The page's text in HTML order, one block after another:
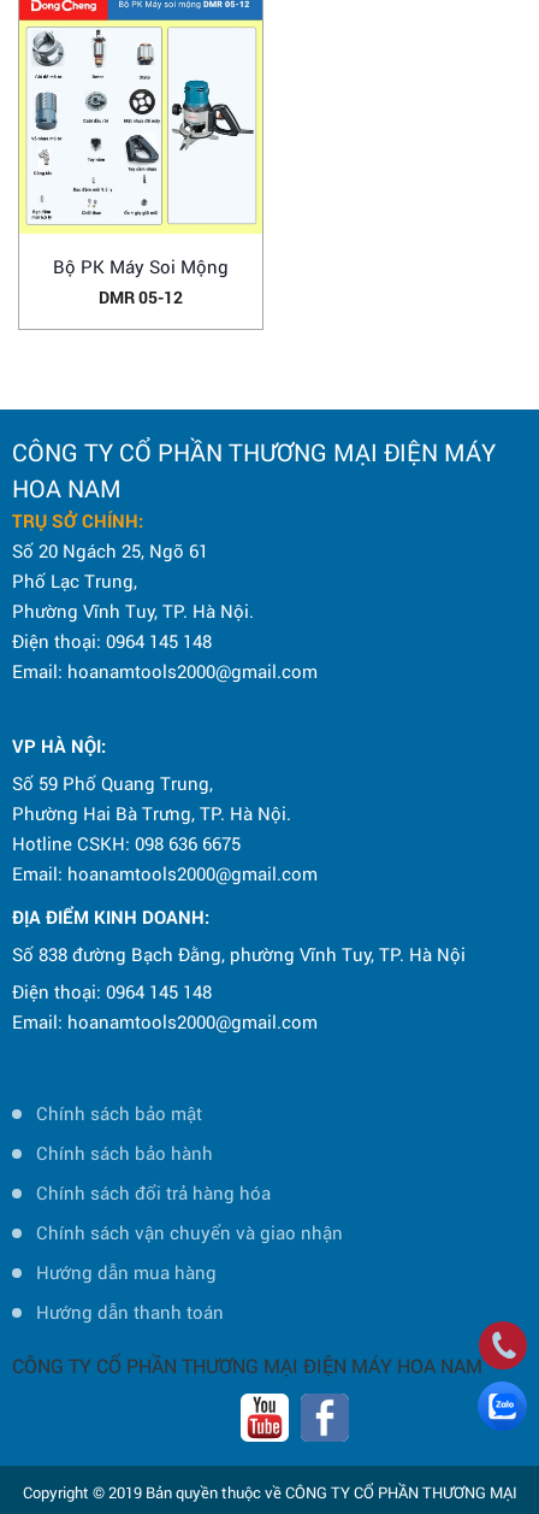
Bộ PK Máy Soi Mộng
DMR 05-12
CÔNG TY CỔ PHẦN THƯƠNG MẠI ĐIỆN MÁY
HOA NAM
TRỤ SỞ CHÍNH:
Số 20 Ngách 25, Ngõ 61
Phố Lạc Trung,
Phường Vĩnh Tuy, TP. Hà Nội.
Điện thoại: 0964 145 148
Email: hoanamtools2000@gmail.com
VP HÀ NỘI:
Số 59 Phố Quang Trung,
Phường Hai Bà Trưng, TP. Hà Nội.
Hotline CSKH: 098 636 6675
Email: hoanamtools2000@gmail.com
ĐỊA ĐIỂM KINH DOANH:
Số 838 đường Bạch Đằng, phường Vĩnh Tuy, TP. Hà Nội
Điện thoại: 0964 145 148
Email: hoanamtools2000@gmail.com
Chính sách bảo mật
Chính sách bảo hành
Chính sách đổi trả hàng hóa
Chính sách vận chuyển và giao nhận
Hướng dẫn mua hàng
Hướng dẫn thanh toán
CÔNG TY CỔ PHẦN THƯƠNG MẠI ĐIỆN MÁY HOA NAM
Copyright © 2019 Bản quyền thuộc về CÔNG TY CỔ PHẦN THƯƠNG MẠI